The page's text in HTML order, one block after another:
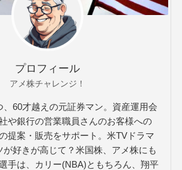
プロフィール
アメ株チャレンジ！
、60才越えの元証券マン。資産運用会
や銀行の営業職員さんのお客様への
提案・販売をサポート。米TVドラマ
が好きが高じて？米国株、アメ株にも
手は、カリー(NBA)ともちろん、翔平